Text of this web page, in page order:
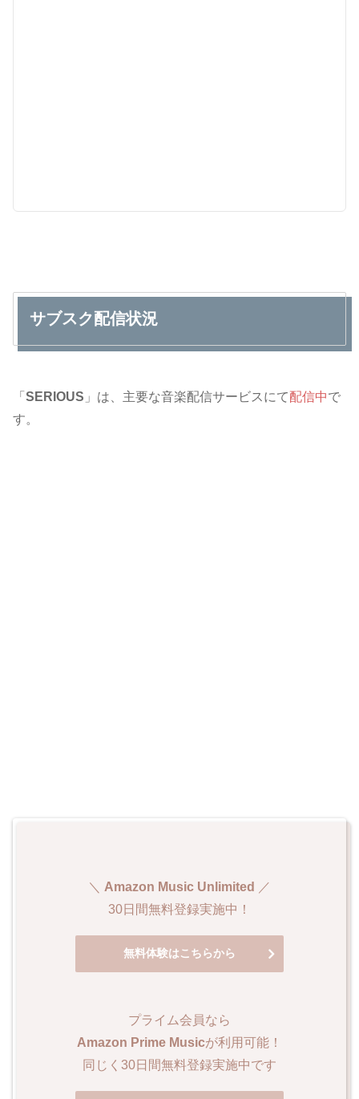
サブスク配信状況
「 SERIOUS 」は、主要な音楽配信サービスにて配信中で
す。
＼ Amazon Music Unlimited
／
30日間無料登録実施中！
無料体験はこちらから
プライム会員なら
Amazon Prime Musicが利用可能！
同じく30日間無料登録実施中です